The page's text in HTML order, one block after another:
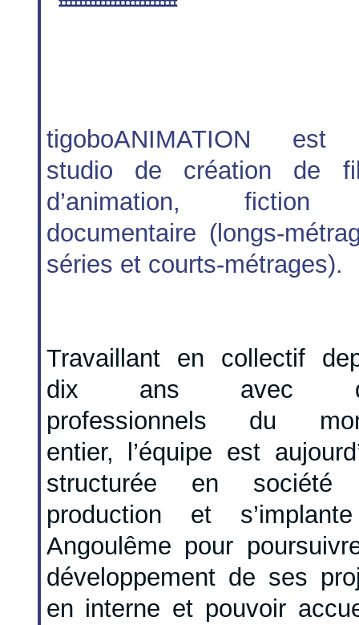
tigoboANIMATION est
studio de création de
d’animation,
documentaire (longs-
séries et courts-métrages).
Travaillant en collectif
dix ans avec
professionnels du
entier, l’équipe est
structurée en société
production et
Angoulême pour
développement de ses
en interne et pouvoir